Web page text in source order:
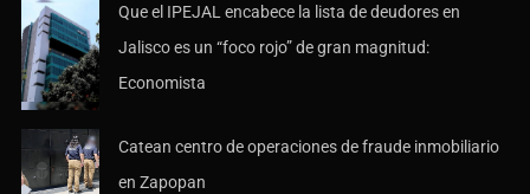
Que el IPEJAL encabece la lista de deudores en
Jalisco es un “foco rojo” de gran magnitud:
Economista
Catean centro de operaciones de fraude inmobiliario
en Zapopan